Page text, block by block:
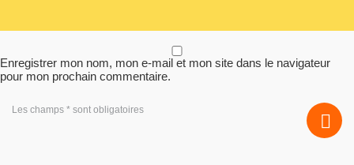
Enregistrer mon nom, mon e-mail et mon site dans le navigateur
pour mon prochain commentaire.
Les champs * sont obligatoires